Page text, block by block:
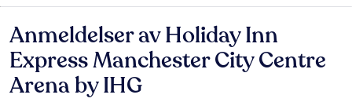
Anmeldelser
Anmeldelser av Holiday Inn
Express Manchester City Centre
Arena by IHG